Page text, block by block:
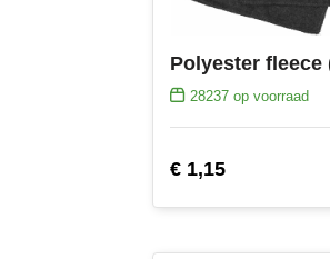
28237op voorraad
€ 1,15